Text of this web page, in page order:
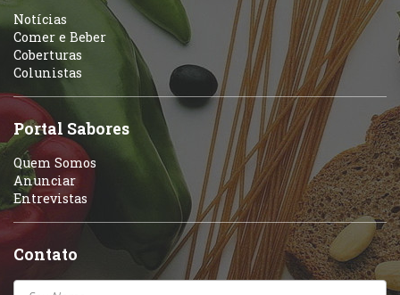
Portuguesa
Self-service
Sobremesas e sorvetes
Variados
Notícias
Comer e Beber
Coberturas
Colunistas
Portal Sabores
Quem Somos
Anunciar
Entrevistas
Contato